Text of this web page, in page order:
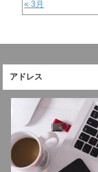
« 3月
アドレス